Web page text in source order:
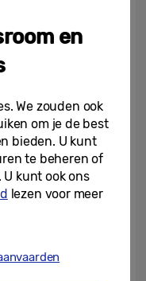
kent,
zodat
Dankzij AI helpt
van
herkennen en
rekening
en
We zouden ook
om je de best
bieden. U kunt
te beheren of
kunt ook ons
lezen voor meer